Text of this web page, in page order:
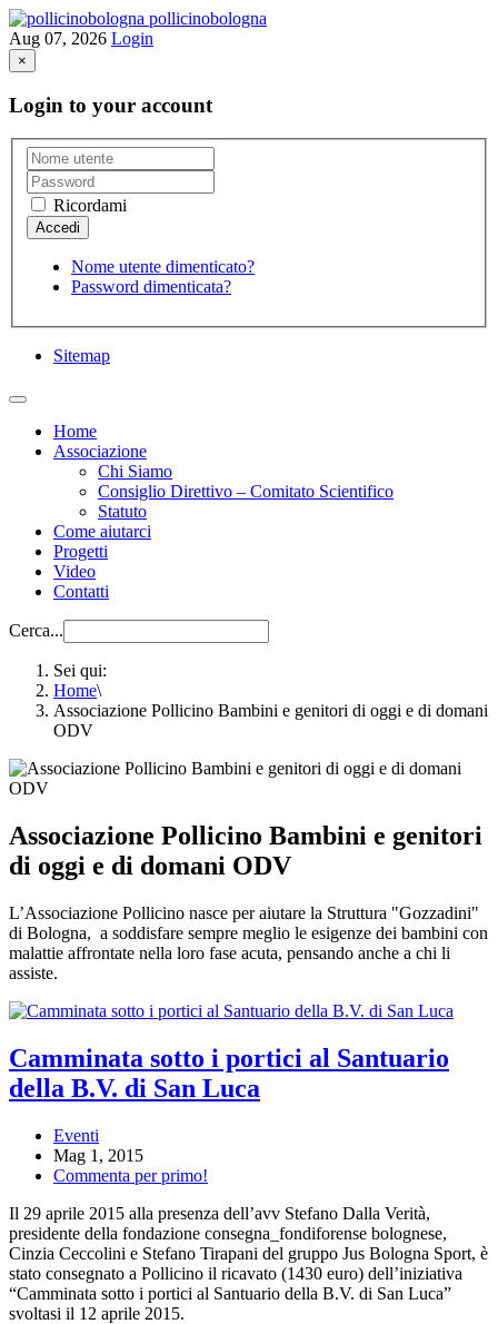
pollicinobologna
Aug 07, 2026 Login
×
Login to your account
Ricordami
Nome utente dimenticato?
Password dimenticata?
Sitemap
Home
Associazione
Chi Siamo
Consiglio Direttivo – Comitato Scientifico
Statuto
Come aiutarci
Progetti
Video
Contatti
Cerca...
Sei qui:
Home\
Associazione Pollicino Bambini e genitori di oggi e di domani
ODV
Associazione Pollicino Bambini e genitori
di oggi e di domani ODV
L’Associazione Pollicino nasce per aiutare la Struttura "Gozzadini"
di Bologna, a soddisfare sempre meglio le esigenze dei bambini con
malattie affrontate nella loro fase acuta, pensando anche a chi li
assiste.
Camminata sotto i portici al Santuario
della B.V. di San Luca
Eventi
Mag 1, 2015
Commenta per primo!
Il 29 aprile 2015 alla presenza dell’avv Stefano Dalla Verità,
presidente della fondazione consegna_fondiforense bolognese,
Cinzia Ceccolini e Stefano Tirapani del gruppo Jus Bologna Sport, è
stato consegnato a Pollicino il ricavato (1430 euro) dell’iniziativa
“Camminata sotto i portici al Santuario della B.V. di San Luca”
svoltasi il 12 aprile 2015.